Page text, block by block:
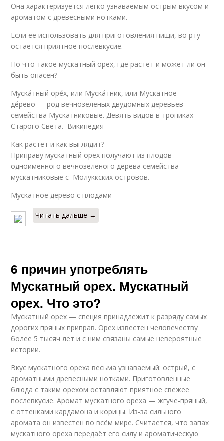
Она характеризуется легко узнаваемым острым вкусом и
ароматом с древесными нотками.
Если ее использовать для приготовления пищи, во рту
остается приятное послевкусие.
Но что такое мускатный орех, где растет и может ли он
быть опасен?
Муска́тный оре́х, или Муска́тник, или Мускатное
де́рево — род вечнозелёных двудомных деревьев
семейства Мускатниковые. Девять видов в тропиках
Старого Света. Википедия
Как растет и как выглядит?
Приправу мускатный орех получают из плодов
одноименного вечнозеленого дерева семейства
мускатниковые с Молуккских островов.
Мускатное дерево с плодами
Читать дальше →
6 причин употреблять
Мускатный орех. Мускатный
орех. Что это?
Мускатный орех — специя принадлежит к разряду самых
дорогих пряных приправ. Орех известен человечеству
более 5 тысяч лет и с ним связаны самые невероятные
истории.
Вкус мускатного ореха весьма узнаваемый: острый, с
ароматными древесными нотками. Приготовленные
блюда с таким орехом оставляют приятное свежее
послевкусие. Аромат мускатного ореха — жгуче-пряный,
с оттенками кардамона и корицы. Из-за сильного
аромата он известен во всём мире. Считается, что запах
мускатного ореха передаёт его силу и ароматическую